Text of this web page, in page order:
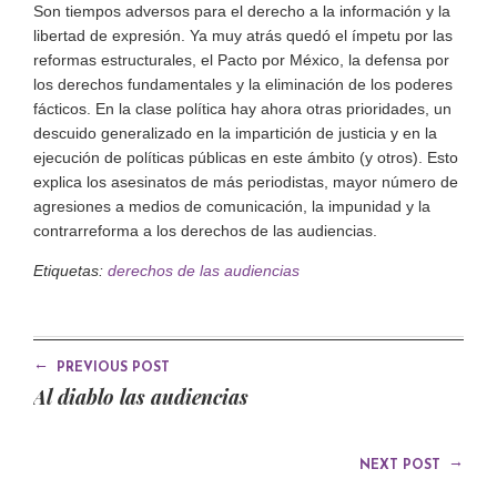
Son tiempos adversos para el derecho a la información y la
libertad de expresión. Ya muy atrás quedó el ímpetu por las
reformas estructurales, el Pacto por México, la defensa por
los derechos fundamentales y la eliminación de los poderes
fácticos. En la clase política hay ahora otras prioridades, un
descuido generalizado en la impartición de justicia y en la
ejecución de políticas públicas en este ámbito (y otros). Esto
explica los asesinatos de más periodistas, mayor número de
agresiones a medios de comunicación, la impunidad y la
contrarreforma a los derechos de las audiencias.
Etiquetas: derechos de las audiencias
← PREVIOUS POST
Al diablo las audiencias
NEXT POST →